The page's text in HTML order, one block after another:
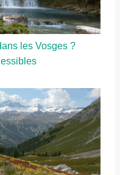
les Vosges ?